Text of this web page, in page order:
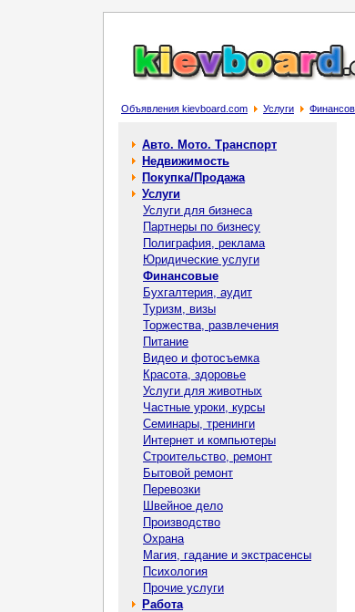
Объявления kievboard.com Услуги
Авто. Мото. Транспорт
Недвижимость
Покупка/Продажа
Услуги
Услуги для бизнеса
Партнеры по бизнесу
Полиграфия, реклама
Юридические услуги
Финансовые
Бухгалтерия, аудит
Туризм, визы
Торжества, развлечения
Питание
Видео и фотосъемка
Красота, здоровье
Услуги для животных
Частные уроки, курсы
Семинары, тренинги
Интернет и компьютеры
Строительство, ремонт
Бытовой ремонт
Перевозки
Швейное дело
Производство
Охрана
Магия, гадание и экстрасенсы
Психология
Прочие услуги
Работа